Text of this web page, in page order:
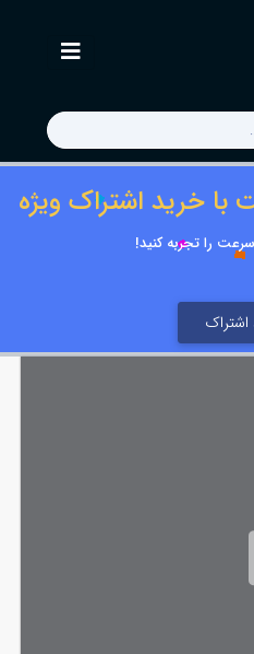
با خرید اشتراک ویژه
سرعت را تجربه کنید!